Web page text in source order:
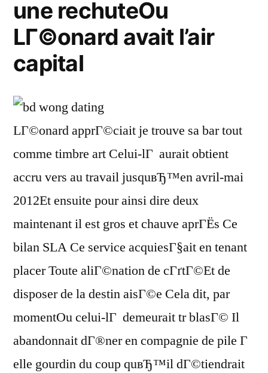
une rechuteOu
LГ©onard avait l’air
capital
LГ©onard apprГ©ciait je trouve sa bar tout
comme timbre art Celui-lГ aurait obtient
accru vers au travail jusquвЂ™en avril-mai
2012Et ensuite pour ainsi dire deux
maintenant il est gros et chauve aprГЁs Ce
bilan SLA Ce service acquiesГ§ait en tenant
placer Toute aliГ©nation de cГґtГ©Et de
disposer de la destin aisГ©e Cela dit, par
momentOu celui-lГ demeurait tr blasГ© Il
abandonnait dГ®ner en compagnie de pile Г
elle gourdin du coup quвЂ™il dГ©tiendrait